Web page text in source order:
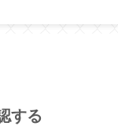
する